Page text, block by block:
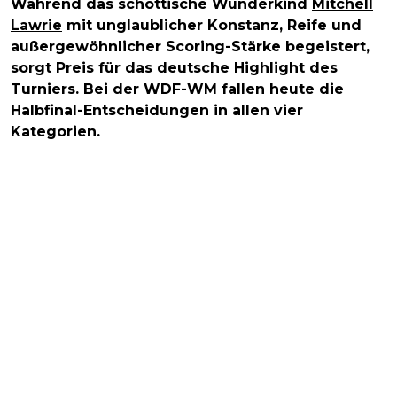
Während das schottische Wunderkind Mitchell
Lawrie mit unglaublicher Konstanz, Reife und
außergewöhnlicher Scoring-Stärke begeistert,
sorgt Preis für das deutsche Highlight des
Turniers. Bei der WDF-WM fallen heute die
Halbfinal-Entscheidungen in allen vier
Kategorien.